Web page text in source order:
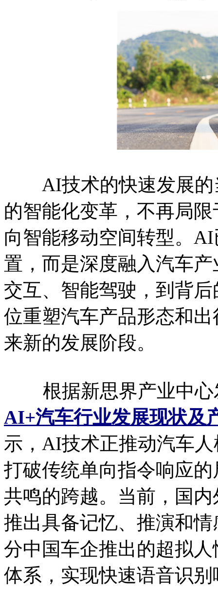
AI技术的快速发展的
的智能化变革，不再局
向智能移动空间转型。
置，而是深度融入汽车
交互、智能驾驶，到背
位重塑汽车产品形态和
来新的发展阶段。
根据新思界产业中心
AI+汽车行业发展现状及
示，AI技术正推动汽车
打破传统单向指令响应
共鸣的跨越。当前，国
推出具备记忆、推演和
分中国车企推出的超拟
体系，实现快速语音识